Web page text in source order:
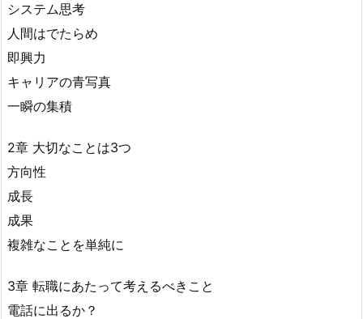
システム思考
人間はでたらめ
即興力
キャリアの青写真
一瞬の集積
2章 大切なことは3つ
方向性
成長
成果
複雑なことを単純に
3章 転職にあたって考えるべきこと
電話に出るか？